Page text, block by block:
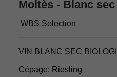
Moltès - Blanc sec
WBS Selection
VIN BLANC SEC
Cépage: Riesling